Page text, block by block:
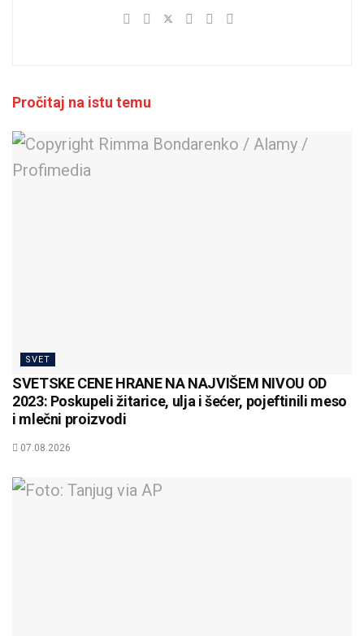
Pročitaj na istu temu
SVET
SVETSKE CENE HRANE NA NAJVIŠEM NIVOU OD
2023: Poskupeli žitarice, ulja i šećer, pojeftinili meso
i mlečni proizvodi
07.08.2026